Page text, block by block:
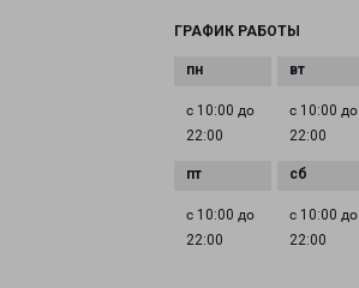
ГРАФИК РАБОТЫ
с 10:00 до
22:00
с 10:00 до
22:00
с 10:00 до
22:00
с 10:00 до
22:00